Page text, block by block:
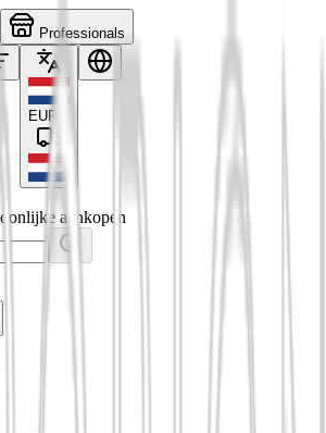
Professionals
EUR
aankopen